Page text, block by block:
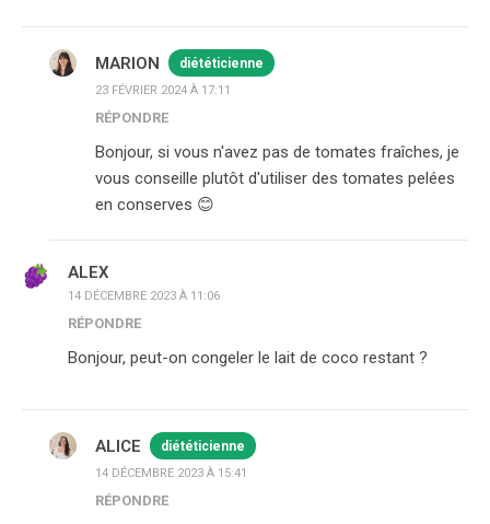
MARION diététicienne
23 FÉVRIER 2024 À 17:11
RÉPONDRE
Bonjour, si vous n'avez pas de tomates fraîches, je
vous conseille plutôt d'utiliser des tomates pelées
en conserves 😊
ALEX
14 DÉCEMBRE 2023 À 11:06
RÉPONDRE
Bonjour, peut-on congeler le lait de coco restant ?
ALICE diététicienne
14 DÉCEMBRE 2023 À 15:41
RÉPONDRE